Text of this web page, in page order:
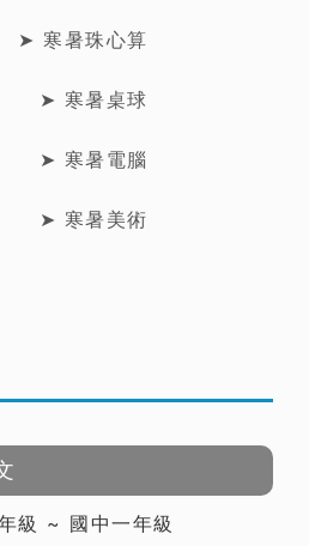
➤ 寒暑珠心算
➤ 寒暑桌球
➤ 寒暑電腦
➤ 寒暑美術
級 ~ 國中一年級